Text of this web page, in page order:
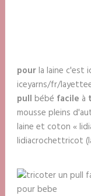
pourla laine c'est
iceyarns/fr/
pull bébé facile à
mousse pleins
laine et coton «
lidiacrochettricot